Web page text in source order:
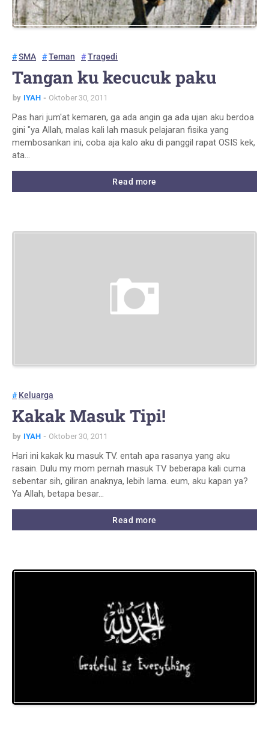
SMA Teman Tragedi
Tangan ku kecucuk paku
by IYAH Oktober 30, 2011
Pas hari jum'at kemaren, ga ada angin ga ada ujan aku berdoa
gini "ya Allah, malas kali lah masuk pelajaran fisika yang
membosankan ini, coba aja kalo aku di panggil rapat OSIS kek,
ata…
Read more
Keluarga
Kakak Masuk Tipi!
by IYAH Oktober 30, 2011
Hari ini kakak ku masuk TV. entah apa rasanya yang aku
rasain. Dulu my mom pernah masuk TV beberapa kali cuma
sebentar sih, giliran anaknya, lebih lama. eum, aku kapan ya?
Ya Allah, betapa besar…
Read more